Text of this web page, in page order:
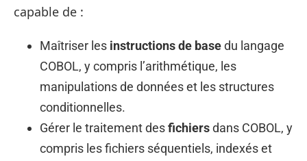
capable de :
Maîtriser les instructions de basedu langage
COBOL, y compris l’arithmétique, les
manipulations de données et les structures
conditionnelles.
Gérer le traitement desfichiersdans COBOL, y
compris les fichiers séquentiels, indexés et